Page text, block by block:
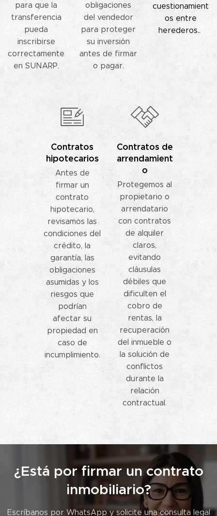
para que la
transferencia
pueda
inscribirse
correctamente
en SUNARP.
obligaciones
del vendedor
para proteger
su inversión
antes de firmar
o pagar.
cuestionamient
os entre
herederos..
Contratos
hipotecarios
Antes de
firmar un
contrato
hipotecario,
revisamos las
condiciones del
crédito, la
garantía, las
obligaciones
asumidas y los
riesgos que
podrían
afectar su
propiedad en
caso de
incumplimiento.
Contratos de
arrendamient
o
Protegemos al
propietario o
arrendatario
con contratos
de alquiler
claros,
evitando
cláusulas
débiles que
dificulten el
cobro de
rentas, la
recuperación
del inmueble o
la solución de
conflictos
durante la
relación
contractual.
¿Está por firmar un contrato
inmobiliario?
Escríbanos por WhatsApp y solicite una consulta legal